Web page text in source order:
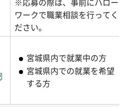
ワークで職業相談を行ってく
ださい。
宮城県内で就業中の方
宮城県内での就業を希望
する方